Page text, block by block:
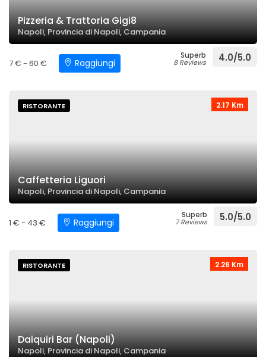
Pizzeria & Trattoria Gigi8
Napoli, Provincia di Napoli, Campania
7 € - 60 € Raggiungi
Superb
8 Reviews 4.0/5.0
2.17 Km
RISTORANTE
Caffetteria Liguori
Napoli, Provincia di Napoli, Campania
1 € - 43 € Raggiungi
Superb
7 Reviews 5.0/5.0
2.26 Km
RISTORANTE
Daiquiri Bar (Napoli)
Napoli, Provincia di Napoli, Campania